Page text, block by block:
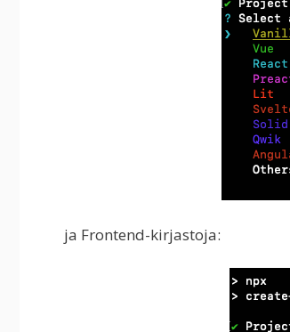
ja Frontend-kirjastoja: